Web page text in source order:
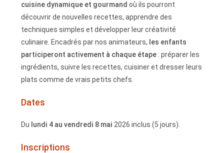
cuisine dynamique et gourmand où ils pourront
découvrir de nouvelles recettes, apprendre des
techniques simples et développer leur créativité
culinaire. Encadrés par nos animateurs, les enfants
participeront activement à chaque étape : préparer les
ingrédients, suivre les recettes, cuisiner et dresser leurs
plats comme de vrais petits chefs.
Dates
Du lundi 4 au vendredi 8 mai 2026 inclus (5 jours).
Inscriptions